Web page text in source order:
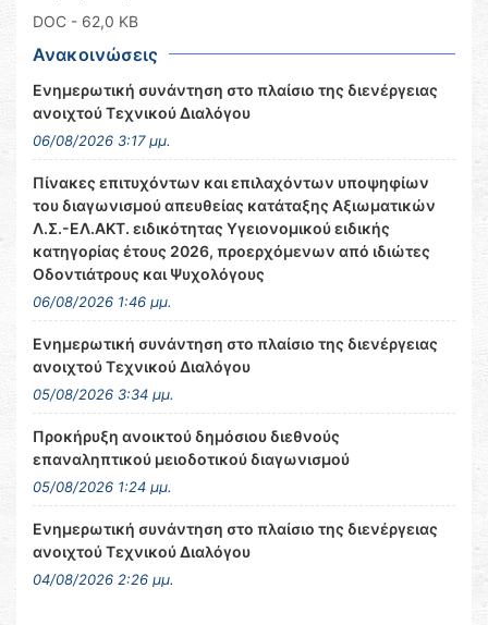
DOC - 62,0 KB
Ανακοινώσεις
Ενημερωτική συνάντηση στο πλαίσιο της διενέργειας
ανοιχτού Τεχνικού Διαλόγου
06/08/2026 3:17 μμ.
Πίνακες επιτυχόντων και επιλαχόντων υποψηφίων
του διαγωνισμού απευθείας κατάταξης Αξιωματικών
Λ.Σ.-ΕΛ.ΑΚΤ. ειδικότητας Υγειονομικού ειδικής
κατηγορίας έτους 2026, προερχόμενων από ιδιώτες
Οδοντιάτρους και Ψυχολόγους
06/08/2026 1:46 μμ.
Ενημερωτική συνάντηση στο πλαίσιο της διενέργειας
ανοιχτού Τεχνικού Διαλόγου
05/08/2026 3:34 μμ.
Προκήρυξη ανοικτού δημόσιου διεθνούς
επαναληπτικού μειοδοτικού διαγωνισμού
05/08/2026 1:24 μμ.
Ενημερωτική συνάντηση στο πλαίσιο της διενέργειας
ανοιχτού Τεχνικού Διαλόγου
04/08/2026 2:26 μμ.